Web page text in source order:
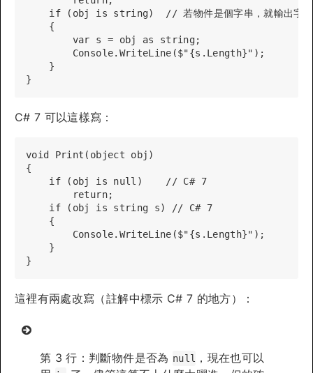
if (obj is string)  // 若物件是個字串，就輸出字
    {
        var s = obj as string;
        Console.WriteLine($"{s.Length}");
    }
C# 7 可以這樣寫：
void Print(object obj)
{
    if (obj is null)    // C# 7
        return;
    if (obj is string s) // C# 7
    {
        Console.WriteLine($"{s.Length}");
    }
這裡有兩處改寫（註解中標示 C# 7 的地方）：
第 3 行：判斷物件是否為 null
，現在也可以